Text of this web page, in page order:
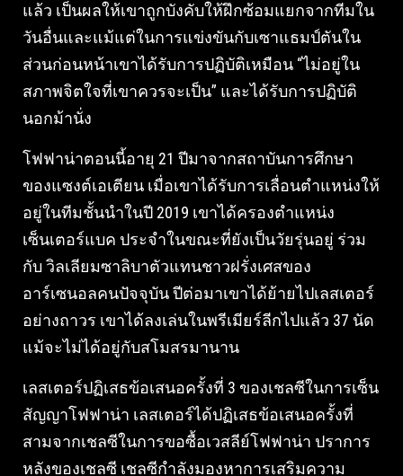
แล้ว เป็นผลให้เขาถูกบังคับให้ฝึกซ้อมแยกจากทีมใน
วันอื่นและแม้แต่ในการแข่งขันกับเซาแธมป์ตันใน
ส่วนก่อนหน้าเขาได้รับการปฏิบัติเหมือน “ไม่อยู่ใน
สภาพจิตใจที่เขาควรจะเป็น” และได้รับการปฏิบัติ
นอกม้านั่ง
โฟฟาน่าตอนนี้อายุ 21 ปีมาจากสถาบันการศึกษา
ของแซงต์เอเตียน เมื่อเขาได้รับการเลื่อนตำแหน่งให้
อยู่ในทีมชั้นนำในปี 2019 เขาได้ครองตำแหน่ง
เซ็นเตอร์แบค ประจำในขณะที่ยังเป็นวัยรุ่นอยู่ ร่วม
กับ วิลเลียมซาลิบาตัวแทนชาวฝรั่งเศสของ
อาร์เซนอลคนปัจจุบัน ปีต่อมาเขาได้ย้ายไปเลสเตอร์
อย่างถาวร เขาได้ลงเล่นในพรีเมียร์ลีกไปแล้ว 37 นัด
แม้จะไม่ได้อยู่กับสโมสรมานาน
เลสเตอร์ปฏิเสธข้อเสนอครั้งที่ 3 ของเชลซีในการเซ็น
สัญญาโฟฟาน่า เลสเตอร์ได้ปฏิเสธข้อเสนอครั้งที่
สามจากเชลซีในการขอซื้อเวสลีย์โฟฟาน่า ปราการ
หลังของเชลซี เชลซีกำลังมองหาการเสริมความ